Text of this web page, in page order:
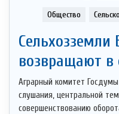
Общество
возвращают в
Аграрный комитет
слушания, центральной
совершенствованию